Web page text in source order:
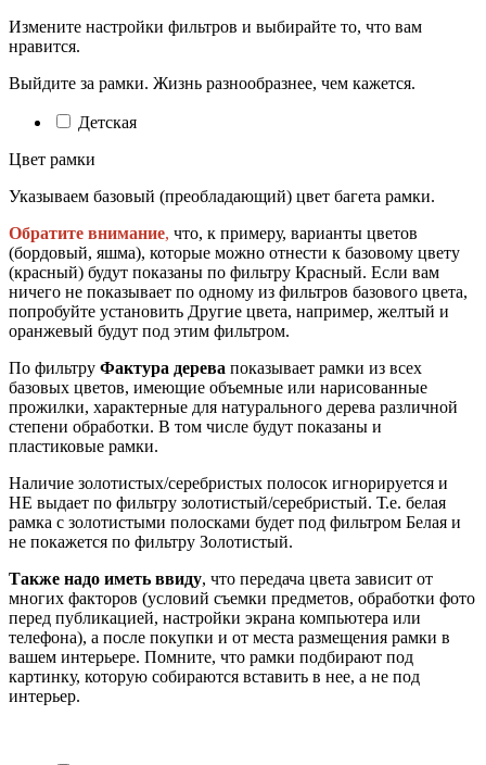
Измените настройки фильтров и выбирайте то, что вам
нравится.
Выйдите за рамки. Жизнь разнообразнее, чем кажется.
Детская
Цвет рамки
Указываем базовый (преобладающий) цвет багета рамки.
Обратите внимание, что, к примеру, варианты цветов
(бордовый, яшма), которые можно отнести к базовому цвету
(красный) будут показаны по фильтру Красный. Если вам
ничего не показывает по одному из фильтров базового цвета,
попробуйте установить Другие цвета, например, желтый и
оранжевый будут под этим фильтром.
По фильтру Фактура дерева показывает рамки из всех
базовых цветов, имеющие объемные или нарисованные
прожилки, характерные для натурального дерева различной
степени обработки. В том числе будут показаны и
пластиковые рамки.
Наличие золотистых/серебристых полосок игнорируется и
НЕ выдает по фильтру золотистый/серебристый. Т.е. белая
рамка с золотистыми полосками будет под фильтром Белая и
не покажется по фильтру Золотистый.
Также надо иметь ввиду, что передача цвета зависит от
многих факторов (условий съемки предметов, обработки фото
перед публикацией, настройки экрана компьютера или
телефона), а после покупки и от места размещения рамки в
вашем интерьере. Помните, что рамки подбирают под
картинку, которую собираются вставить в нее, а не под
интерьер.